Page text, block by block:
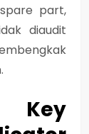
part,
diaudit